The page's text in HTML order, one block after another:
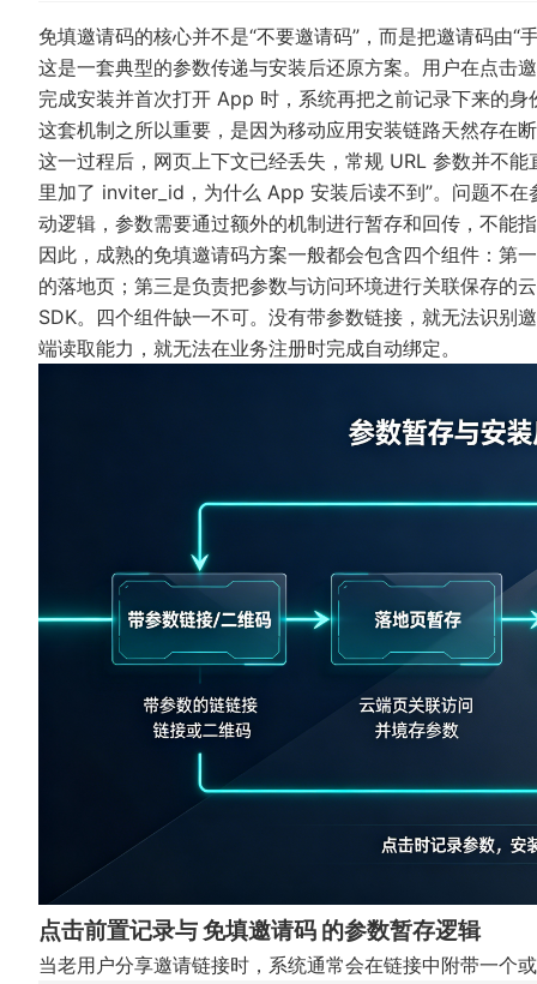
免填邀请码的核心并不是“不要邀请码”，而是把邀请码由
这是一套典型的参数传递与安装后还原方案。用户在点击
完成安装并首次打开 App 时，系统再把之前记录下来的
这套机制之所以重要，是因为移动应用安装链路天然存在
这一过程后，网页上下文已经丢失，常规 URL 参数并不
里加了 inviter_id，为什么 App 安装后读不到”。问题不
动逻辑，参数需要通过额外的机制进行暂存和回传，不能
因此，成熟的免填邀请码方案一般都会包含四个组件：第
的落地页；第三是负责把参数与访问环境进行关联保存的
SDK。四个组件缺一不可。没有带参数链接，就无法识别
端读取能力，就无法在业务注册时完成自动绑定。
点击前置记录与 免填邀请码 的参数暂存逻辑
当老用户分享邀请链接时，系统通常会在链接中附带一个